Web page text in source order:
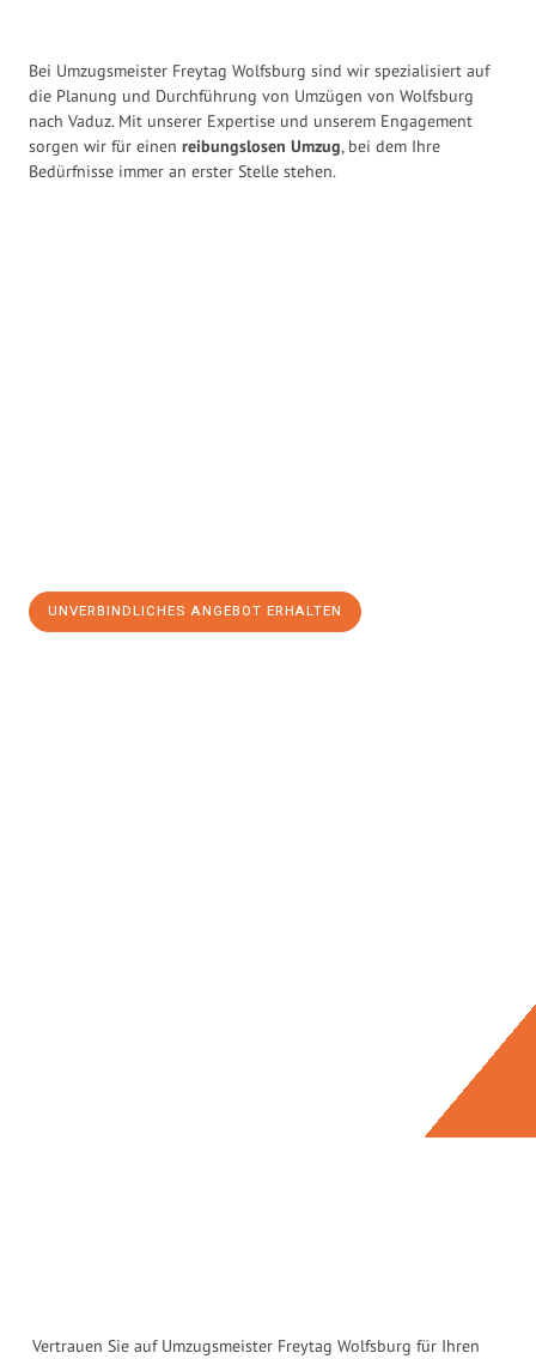
Bei Umzugsmeister Freytag Wolfsburg sind wir spezialisiert auf
die Planung und Durchführung von Umzügen von Wolfsburg
nach Vaduz. Mit unserer Expertise und unserem Engagement
sorgen wir für einen reibungslosen Umzug, bei dem Ihre
Bedürfnisse immer an erster Stelle stehen.
UNVERBINDLICHES ANGEBOT ERHALTEN
Vertrauen Sie auf Umzugsmeister Freytag Wolfsburg für Ihren